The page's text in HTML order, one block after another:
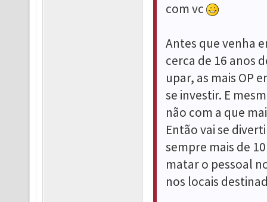
com vc
Antes que venha
cerca de 16 anos
upar, as mais OP
se investir. E
não com a que
Então vai se
sempre mais de
matar o pessoal
nos locais